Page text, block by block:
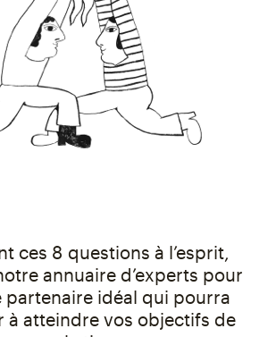
ces 8 questions à l’esprit,
annuaire d’experts pour
partenaire idéal qui pourra
à atteindre vos objectifs de